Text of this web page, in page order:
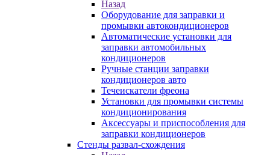
Назад
Оборудование для заправки и
промывки автокондиционеров
Автоматические установки для
заправки автомобильных
кондиционеров
Ручные станции заправки
кондиционеров авто
Течеискатели фреона
Установки для промывки системы
кондиционирования
Аксессуары и приспособления для
заправки кондиционеров
Стенды развал-схождения